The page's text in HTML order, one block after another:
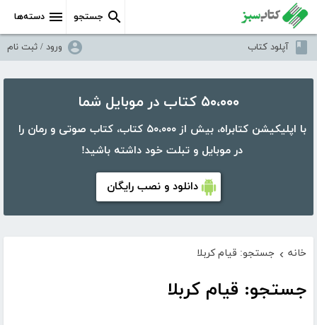
دسته‌ها جستجو
آپلود کتاب ورود / ثبت نام
۵۰،۰۰۰ کتاب در موبایل شما
با اپلیکیشن کتابراه، بیش از ۵۰،۰۰۰ کتاب، کتاب صوتی و رمان را
در موبایل و تبلت خود داشته باشید!
دانلود و نصب رایگان
خانه › جستجو: قیام کربلا
جستجو: قیام کربلا